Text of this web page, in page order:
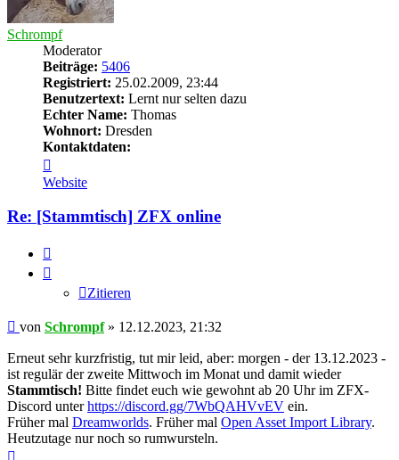
Schrompf
Moderator
Beiträge: 5406
Registriert: 25.02.2009, 23:44
Benutzertext: Lernt nur selten dazu
Echter Name: Thomas
Wohnort: Dresden
Kontaktdaten:
von
Schrompf
Website
Re: [Stammtisch] ZFX online
Zitieren
Beitrag
von Schrompf» 12.12.2023, 21:32
Erneut sehr kurzfristig, tut mir leid, aber: morgen - der 13.12.2023 -
ist regulär der zweite Mittwoch im Monat und damit wieder
Stammtisch! Bitte findet euch wie gewohnt ab 20 Uhr im ZFX-
Discord unterhttps://discord.gg/7WbQAHVvEV ein.
Früher mal Dreamworlds. Früher mal Open Asset Import Library.
Heutzutage nur noch so rumwursteln.